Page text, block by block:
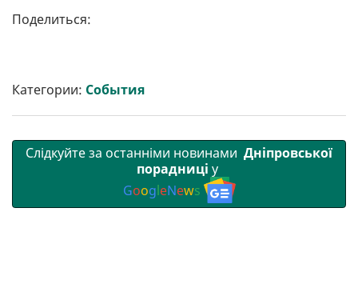
Поделиться:
Категории: События
Слідкуйте за останніми новинами Дніпровської
порадниці у
GoogleNews